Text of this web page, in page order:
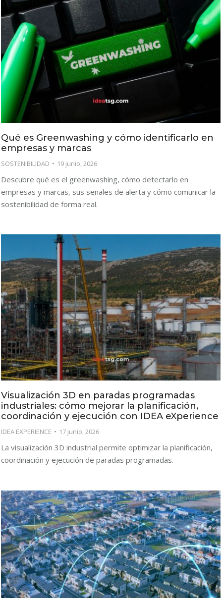
Qué es Greenwashing y cómo identificarlo en
empresas y marcas
SOSTENIBILIDAD 19 junio, 2026
Descubre qué es el greenwashing, cómo detectarlo en
empresas y marcas, sus señales de alerta y cómo comunicar la
sostenibilidad de forma real.
Visualización 3D en paradas programadas
industriales: cómo mejorar la planificación,
coordinación y ejecución con IDEA eXperience
IDEA EXPERIENCE 17 junio, 2026
La visualización 3D industrial permite optimizar la planificación,
coordinación y ejecución de paradas programadas.